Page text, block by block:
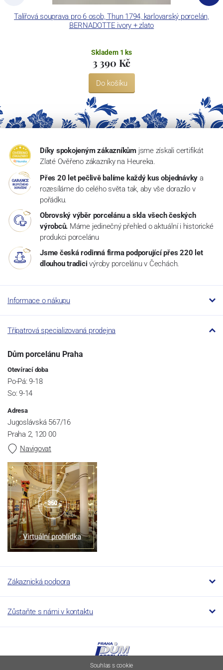
Talířová souprava pro 6 osob, Thun 1794, karlovarský porcelán,
BERNADOTTE ivory + zlato
Skladem 1 ks
3 390 Kč
Do košíku
Díky spokojeným zákazníkům jsme získali certifikát
Zlaté Ověřeno zákazníky na Heureka.
Přes 20 let pečlivě balíme každý kus objednávky a
rozesíláme do celého světa tak, aby vše dorazilo v
pořádku.
Obrovský výběr porcelánu a skla všech českých
výrobců. Máme jedinečný přehled o aktuální i historické
produkci porcelánu
Jsme česká rodinná firma podporující přes 220 let
dlouhou tradici výroby porcelánu v Čechách.
Informace o nákupu
Třípatrová specializovaná prodejna
Dům porcelánu Praha
Otevírací doba
Po-Pá: 9-18
So: 9-14
Adresa
Jugoslávská 567/16
Praha 2, 120 00
Navigovat
Zákaznická podpora
Zůstaňte s námi v kontaktu
Souhlas s cookie